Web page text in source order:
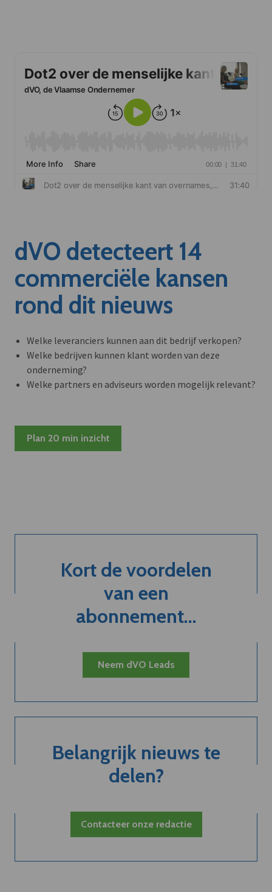
dVO detecteert 14
commerciële kansen
rond dit nieuws
Welke leveranciers kunnen aan dit bedrijf verkopen?
Welke bedrijven kunnen klant worden van deze
onderneming?
Welke partners en adviseurs worden mogelijk relevant?
Plan 20 min inzicht
Kort de voordelen
van een
abonnement...
Neem dVO Leads
Belangrijk nieuws te
delen?
Contacteer onze redactie